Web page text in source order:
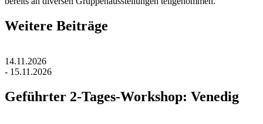
Weitere Beiträge
14.11.2026
- 15.11.2026
Geführter 2-Tages-Workshop: Venedig